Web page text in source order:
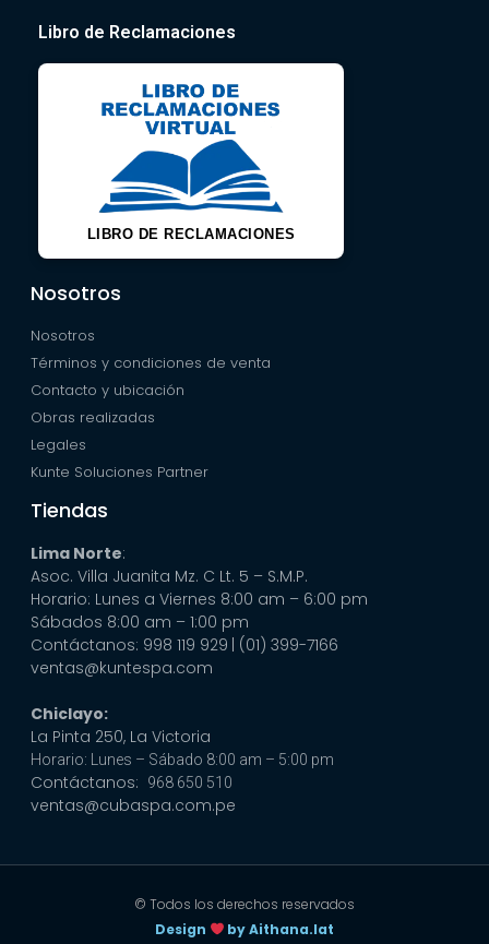
Libro de Reclamaciones
LIBRO DE RECLAMACIONES
Nosotros
Nosotros
Términos y condiciones de venta
Contacto y ubicación
Obras realizadas
Legales
Kunte Soluciones Partner
Tiendas
Lima Norte:
Asoc. Villa Juanita Mz. C Lt. 5 – S.M.P.
Horario: Lunes a Viernes 8:00 am – 6:00 pm
Sábados 8:00 am – 1:00 pm
Contáctanos: 998 119 929 | (01) 399-7166
ventas@kuntespa.com
Chiclayo:
La Pinta 250, La Victoria
Horario: Lunes – Sábado 8:00 am – 5:00 pm
Contáctanos: 968 650 510
ventas@cubaspa.com.pe
© Todos los derechos reservados
Design
by Aithana.lat